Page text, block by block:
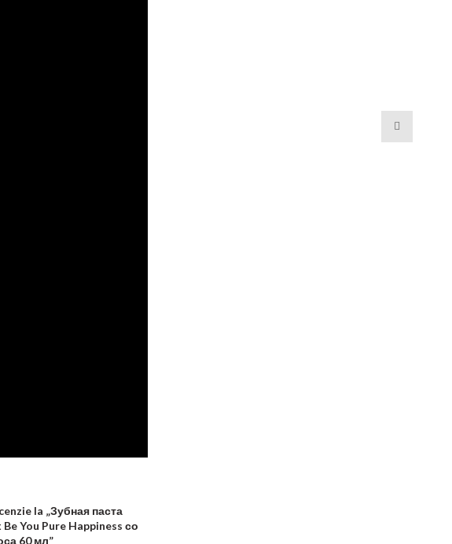
la „Зубная паста
You Pure Happiness со
60 мл”